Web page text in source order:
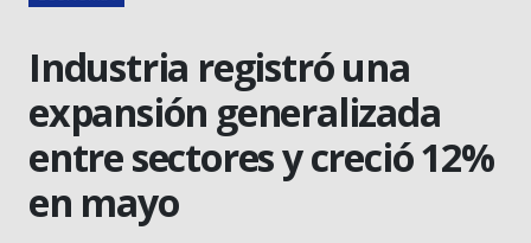
Industria registró una
expansión generalizada
entre sectores y creció 12%
en mayo